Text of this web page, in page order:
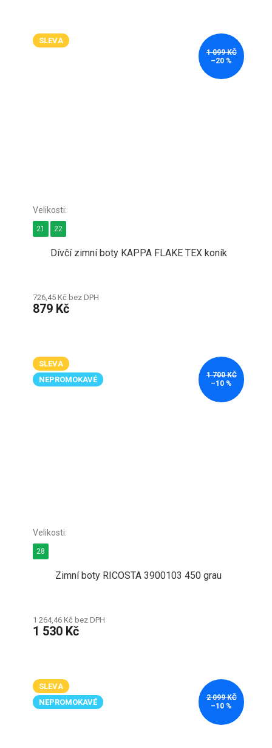
SLEVA
1 099 KČ
–20 %
Dívčí zimní boty KAPPA FLAKE TEX koník
726,45 Kč bez DPH
879 Kč
21 22
SLEVA
NEPROMOKAVÉ
1 700 KČ
–10 %
Zimní boty RICOSTA 3900103 450 grau
1 264,46 Kč bez DPH
1 530 Kč
28
SLEVA
NEPROMOKAVÉ
2 099 KČ
–10 %